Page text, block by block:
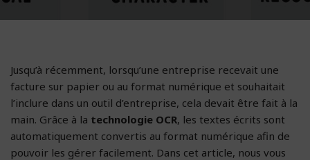
Jusqu’à récemment, lorsqu’une entreprise recevait une
facture sur papier ou au format numérique et souhaitait
l’inclure dans un outil d’entreprise, cela devait être fait à la
main. Grâce à la technologie OCR, les textes écrits sont
automatiquement convertis au format numérique afin de
pouvoir les gérer facilement. Dans cet article, nous vous